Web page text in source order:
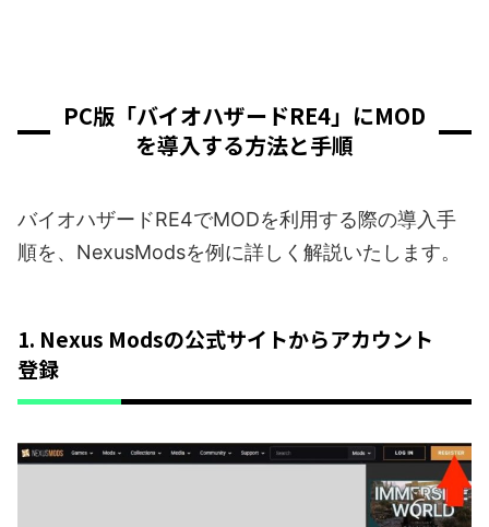
PC版「バイオハザードRE4」にMOD
を導入する方法と手順
バイオハザードRE4でMODを利用する際の導入手
順を、NexusModsを例に詳しく解説いたします。
1. Nexus Modsの公式サイトからアカウント
登録